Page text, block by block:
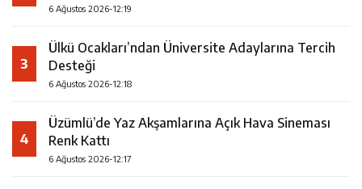
6 Ağustos 2026-12:19
3
Ülkü Ocakları’ndan Üniversite Adaylarına Tercih
Desteği
6 Ağustos 2026-12:18
4
Üzümlü’de Yaz Akşamlarına Açık Hava Sineması
Renk Kattı
6 Ağustos 2026-12:17